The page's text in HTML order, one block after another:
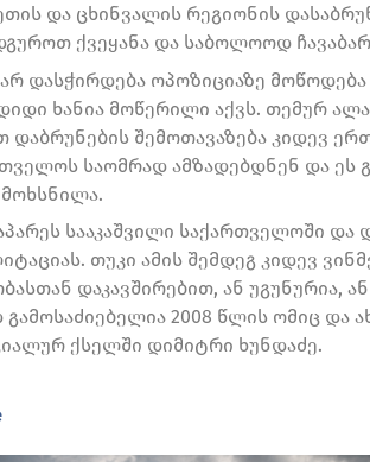
და ცხინვალის რეგიონის
ქვეყანა და საბოლოოდ
დასჭირდება ოპოზიციაზე
ხანია მოწერილი აქვს. თემურ
შემოთავაზება კიდევ
საომრად ამზადებდნენ და ეს
სააკაშვილი საქართველოში
თუკი ამის შემდეგ კიდევ
დაკავშირებით, ან უგუნურია,
გამოსაძიებელია 2008 წლის ომიც
ქსელში დიმიტრი ხუნდაძე.